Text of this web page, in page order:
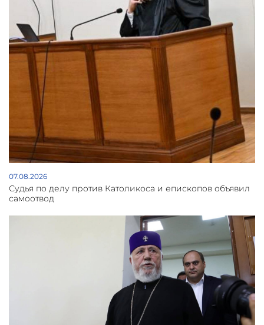
07.08.2026
Судья по делу против Католикоса и епископов объявил
самоотвод